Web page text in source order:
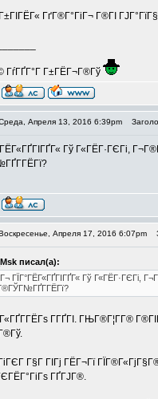
ГґГ®Г°ГіГ¬ Г®ГІ
ГѓГҐГ°Г Г±ГЁГ¬Г®Гў
Апреля 13, 2016 6:39pm
Гў Г«ГЁГ·ГЄГі,
Апреля 17, 2016 6:07pm
писал(а):
ГЇГ°ГЁГ«ГҐГІГҐГ« Гў Г«ГЁГ·ГЄГі,
Г­ГҐГІ. ГЊГ®Г¦Г­Г®
Г§Г ГІГј ГЁГ¬Гї
ГҐГЈГ®.